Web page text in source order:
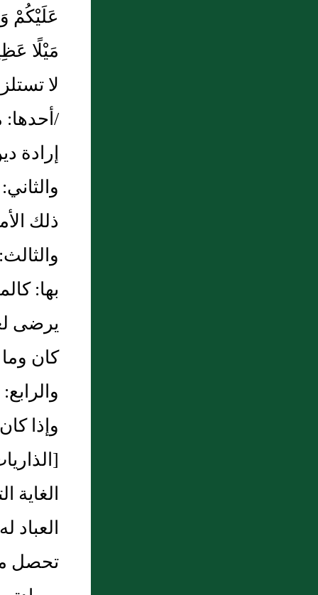
عَلَيْكُمْ
لا
/أحدها‏:‏
إرادة
ذلك
بها‏:‏
يرضى
كان
وإذا
تحصل